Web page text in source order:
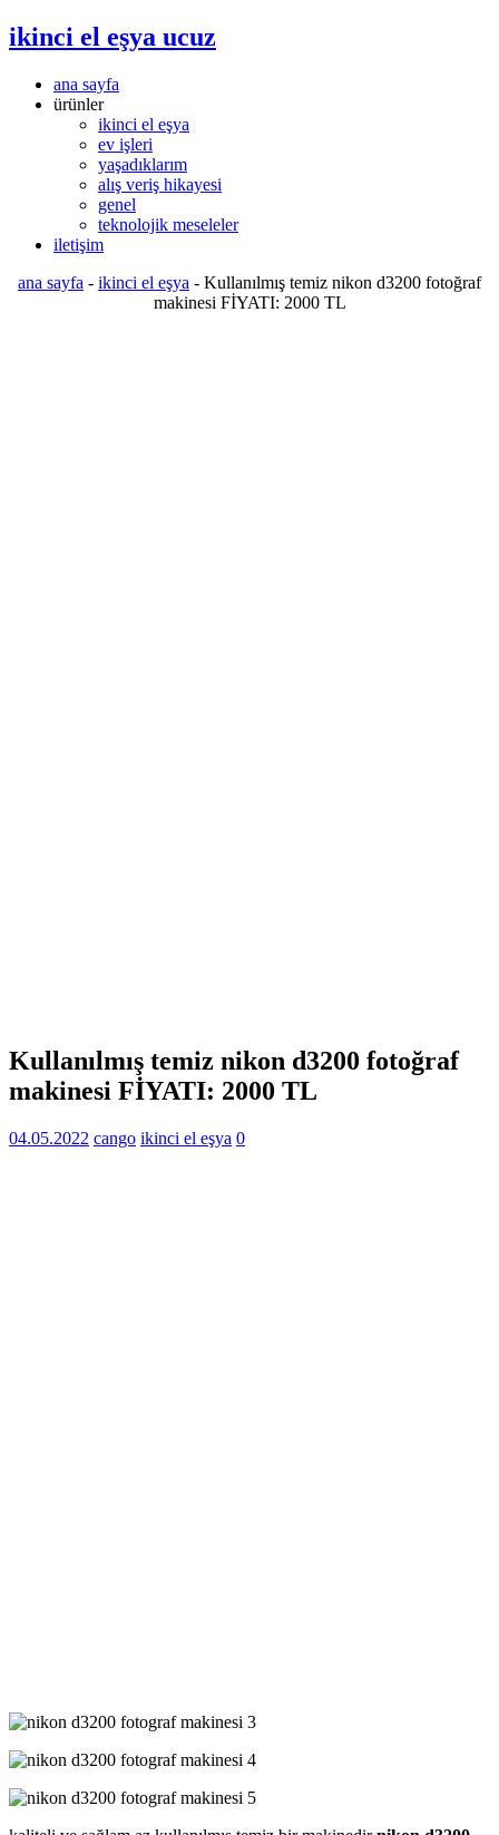
ikinci el eşya ucuz
ana sayfa
ürünler
ikinci el eşya
ev işleri
yaşadıklarım
alış veriş hikayesi
genel
teknolojik meseleler
iletişim
ana sayfa - ikinci el eşya - Kullanılmış temiz nikon d3200 fotoğraf
makinesi FİYATI: 2000 TL
Kullanılmış temiz nikon d3200 fotoğraf
makinesi FİYATI: 2000 TL
04.05.2022 cango ikinci el eşya 0